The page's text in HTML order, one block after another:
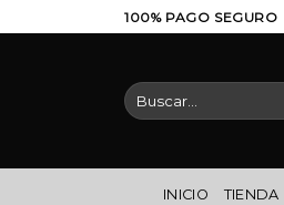
al
100% PAGO SEGURO
Buscar
por:
INICIO TIENDA